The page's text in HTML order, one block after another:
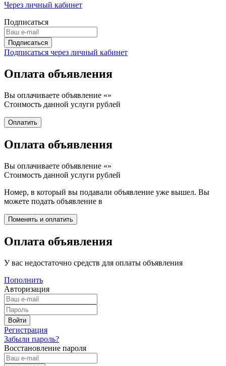
Через личный кабинет
Подписаться
Подписаться через личный кабинет
Оплата объявления
Вы оплачиваете объявление «»
Стоимость данной услуги рублей
Оплата объявления
Вы оплачиваете объявление «»
Стоимость данной услуги рублей
Номер, в который вы подавали объявление уже вышел. Вы
можете подать объявление в
Оплата объявления
У вас недостаточно средств для оплаты объявления
Пополнить
Авторизация
Регистрация
Забыли пароль?
Восстановление пароля